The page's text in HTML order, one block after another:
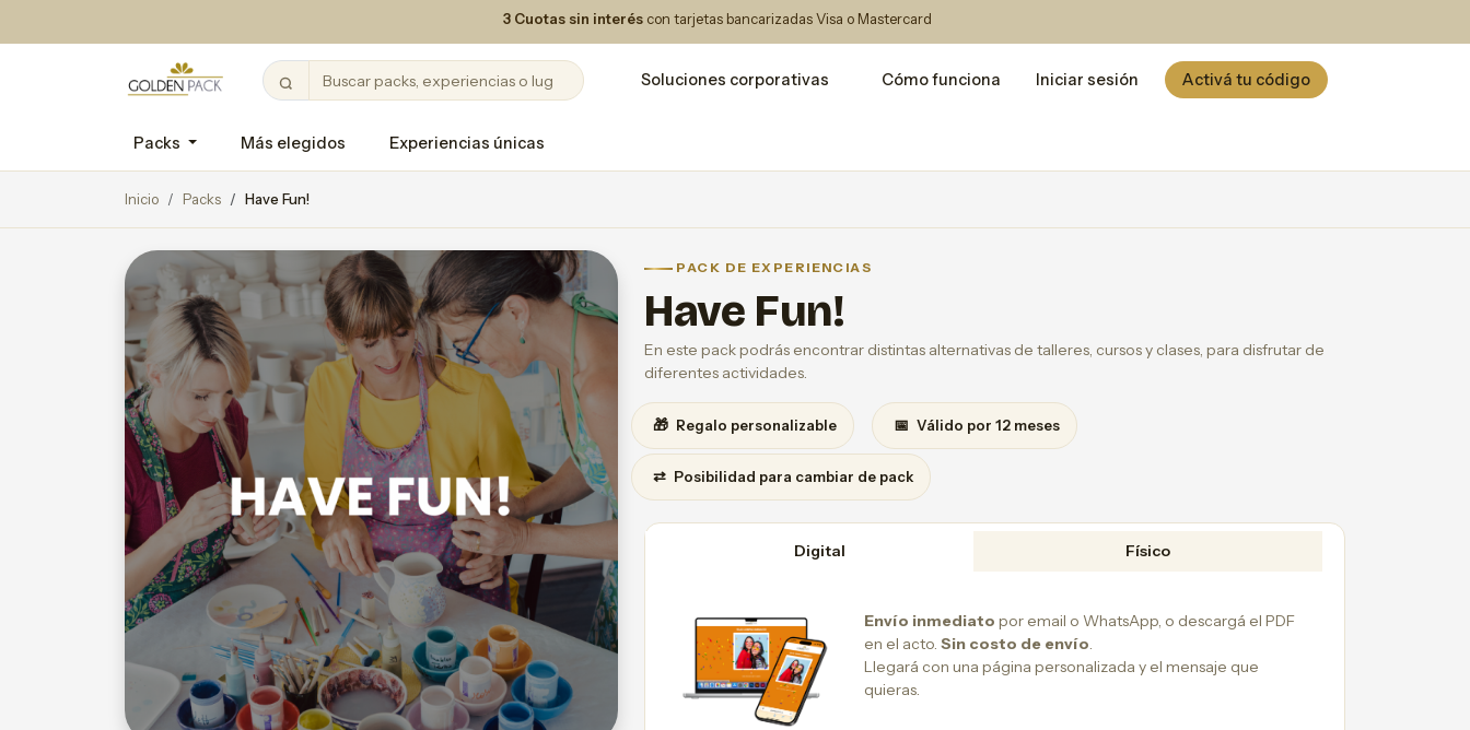
3 Cuotas sin interés con tarjetas bancarizadas Visa o Mastercard
Soluciones corporativas Cómo funciona Iniciar sesión Activá tu código
Packs Más elegidos Experiencias únicas
Inicio Packs Have Fun!
PACK DE EXPERIENCIAS
Have Fun!
En este pack podrás encontrar distintas alternativas de talleres, cursos y clases, para disfrutar de
diferentes actividades.
🎁 Regalo personalizable 📅 Válido por 12 meses
⇄ Posibilidad para cambiar de pack
Digital Físico
Envío inmediato por email o WhatsApp, o descargá el PDF
en el acto. Sin costo de envío
Llegará con una página personalizada y el mensaje que
quieras.